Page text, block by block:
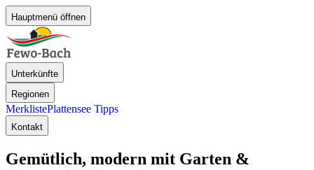
Hauptmenü öffnen
Unterkünfte
Regionen
MerklistePlattensee Tipps
Kontakt
Gemütlich, modern mit Garten &